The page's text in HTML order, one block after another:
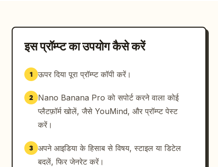
इस प्रॉम्प्ट का उपयोग कैसे करें
1 ऊपर दिया पूरा प्रॉम्प्ट कॉपी करें।
2
Nano Banana Pro को सपोर्ट करने वाला कोई
प्लैटफ़ॉर्म खोलें, जैसे YouMind, और प्रॉम्प्ट पेस्ट
करें।
3 अपने आइडिया के हिसाब से विषय, स्टाइल या डिटेल
बदलें, फिर जेनरेट करें।